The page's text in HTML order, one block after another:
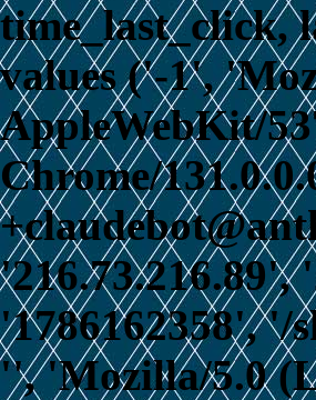
time_last_click,
values ('-1',
AppleWebKit/
Chrome/
'216.73.216.89',
'1786162358', '/
'', 'Mozilla/5.0